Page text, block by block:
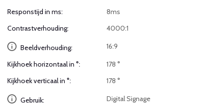
Responstijd in ms:
8ms
Contrastverhouding:
4000:1
Beeldverhouding: 16:9
Kijkhoek horizontaal in °:
178 °
Kijkhoek verticaal in °:
178 °
Gebruik: Digital Signage